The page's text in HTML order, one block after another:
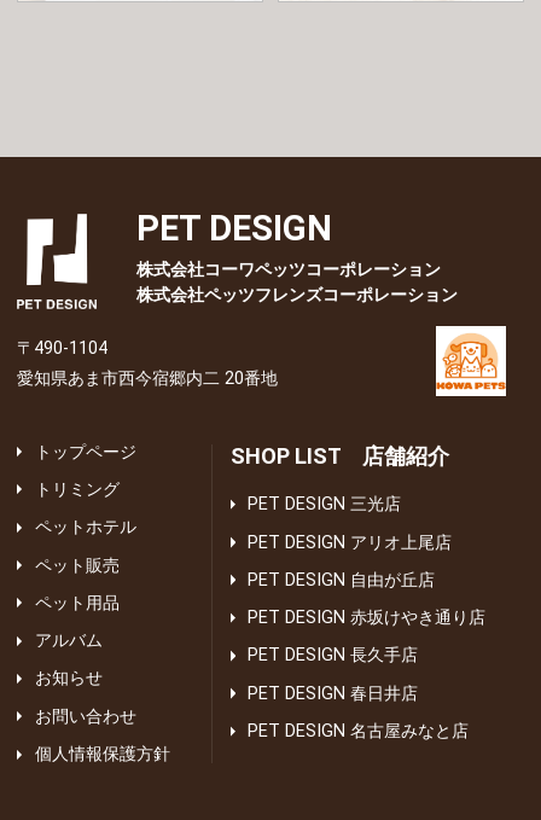
PET DESIGN
株式会社コーワペッツコーポレーション
株式会社ペッツフレンズコーポレーション
〒490-1104
愛知県あま市西今宿郷内二 20番地
トップページ
トリミング
ペットホテル
ペット販売
ペット用品
アルバム
お知らせ
お問い合わせ
個人情報保護方針
SHOP LIST 店舗紹介
PET DESIGN 三光店
PET DESIGN アリオ上尾店
PET DESIGN 自由が丘店
PET DESIGN 赤坂けやき通り店
PET DESIGN 長久手店
PET DESIGN 春日井店
PET DESIGN 名古屋みなと店